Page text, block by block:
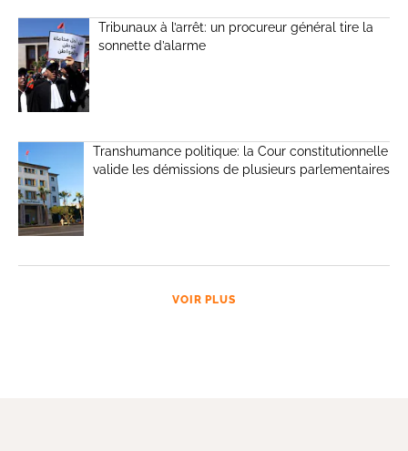
Tribunaux à l’arrêt: un procureur général tire la
sonnette d’alarme
Transhumance politique: la Cour constitutionnelle
valide les démissions de plusieurs parlementaires
VOIR PLUS